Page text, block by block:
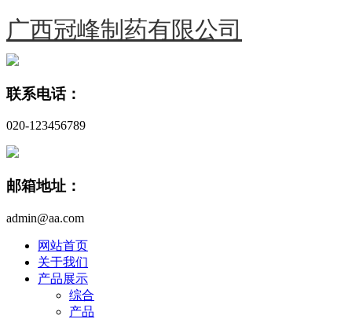
广西冠峰制药有限公司
联系电话：
020-123456789
邮箱地址：
admin@aa.com
网站首页
关于我们
产品展示
综合
产品